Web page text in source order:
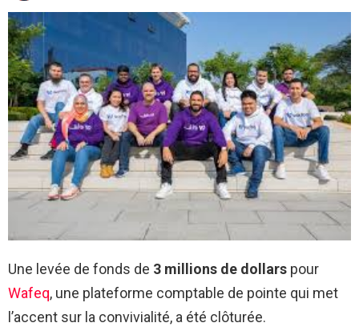
Une levée de fonds de 3 millions de dollars pour
Wafeq, une plateforme comptable de pointe qui met
l’accent sur la convivialité, a été clôturée.